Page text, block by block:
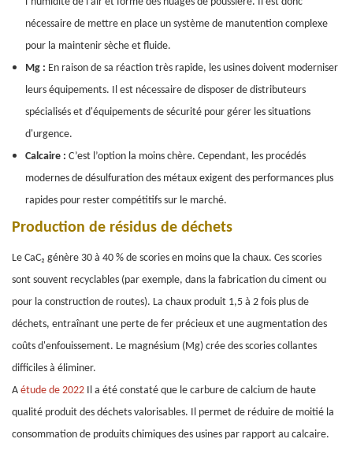
nécessaire de mettre en place un système de manutention complexe
pour la maintenir sèche et fluide.
Mg : En raison de sa réaction très rapide, les usines doivent moderniser
leurs équipements. Il est nécessaire de disposer de distributeurs
spécialisés et d'équipements de sécurité pour gérer les situations
d'urgence.
Calcaire : C’est l’option la moins chère. Cependant, les procédés
modernes de désulfuration des métaux exigent des performances plus
rapides pour rester compétitifs sur le marché.
Production de résidus de déchets
Le CaC₂ génère 30 à 40 % de scories en moins que la chaux. Ces scories
sont souvent recyclables (par exemple, dans la fabrication du ciment ou
pour la construction de routes). La chaux produit 1,5 à 2 fois plus de
déchets, entraînant une perte de fer précieux et une augmentation des
coûts d'enfouissement. Le magnésium (Mg) crée des scories collantes
difficiles à éliminer.
A étude de 2022 Il a été constaté que le carbure de calcium de haute
qualité produit des déchets valorisables. Il permet de réduire de moitié la
consommation de produits chimiques des usines par rapport au calcaire.